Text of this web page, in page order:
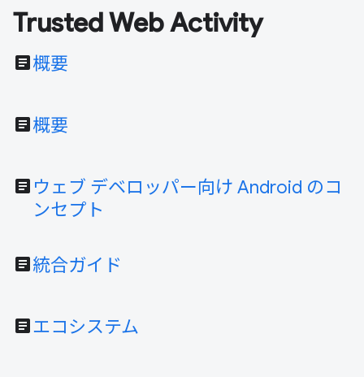
Trusted Web Activity
article概要
article概要
article ウェブ デベロッパー向け Android のコ
ンセプト
article統合ガイド
articleエコシステム